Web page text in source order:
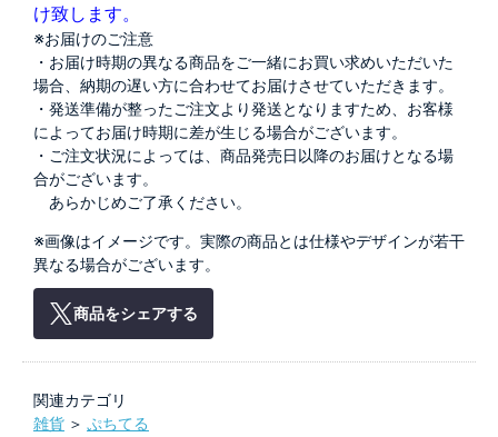
け致します。
※お届けのご注意
・お届け時期の異なる商品をご一緒にお買い求めいただいた
場合、納期の遅い方に合わせてお届けさせていただきます。
・発送準備が整ったご注文より発送となりますため、お客様
によってお届け時期に差が生じる場合がございます。
・ご注文状況によっては、商品発売日以降のお届けとなる場
合がございます。
あらかじめご了承ください。
※画像はイメージです。実際の商品とは仕様やデザインが若干
異なる場合がございます。
商品をシェアする
関連カテゴリ
雑貨 ＞ ぷちてる